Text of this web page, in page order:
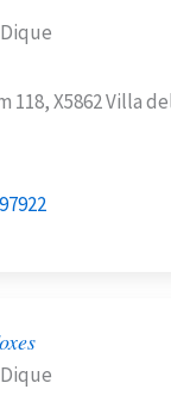
118, X5862 Villa